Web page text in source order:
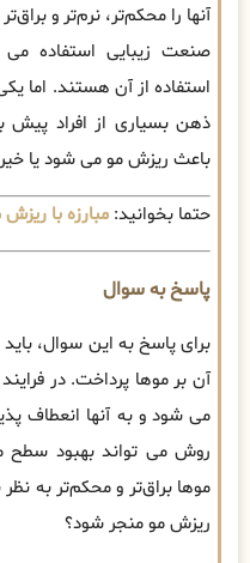
آنها را محکم‌تر، نرم‌تر و
صنعت زیبایی استفاده می
استفاده از آن هستند. اما
ذهن بسیاری از افراد پیش
باعث ریزش مو می شود یا
حتما بخوانید: مبارزه با
پاسخ به سوال
برای پاسخ به این سوال، باید
آن بر موها پرداخت. در
می شود و به آنها انعطاف
روش می تواند بهبود سطح
موها براق‌تر و محکم‌تر به نظر
ریزش مو منجر شود؟